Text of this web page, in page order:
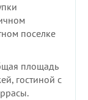
поселке
площадь
гостиной с